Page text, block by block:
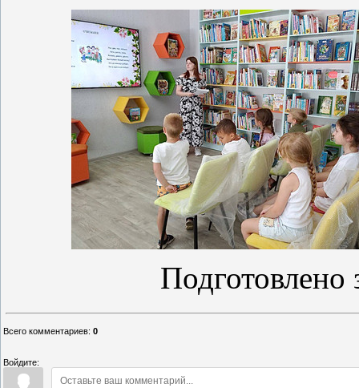
Всего комментариев: 0
Войдите: